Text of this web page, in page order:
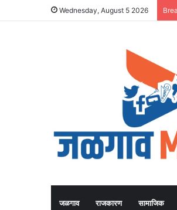
Wednesday, August 5 2026
जळगाव राजकारण सामाजिक